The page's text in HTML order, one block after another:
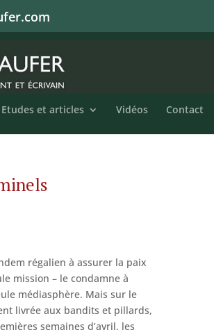
Etudes et articles Vidéos Contact
régalien à assurer la paix
mission – le condamne à
médiasphère. Mais sur le
livrée aux bandits et pillards,
semaines d’avril, les